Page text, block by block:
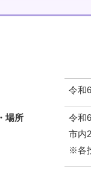
令和
場所
令和
市内
※各